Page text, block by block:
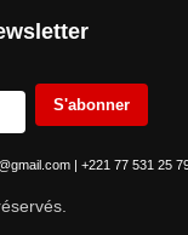
S'abonner
| +221 77 531 25